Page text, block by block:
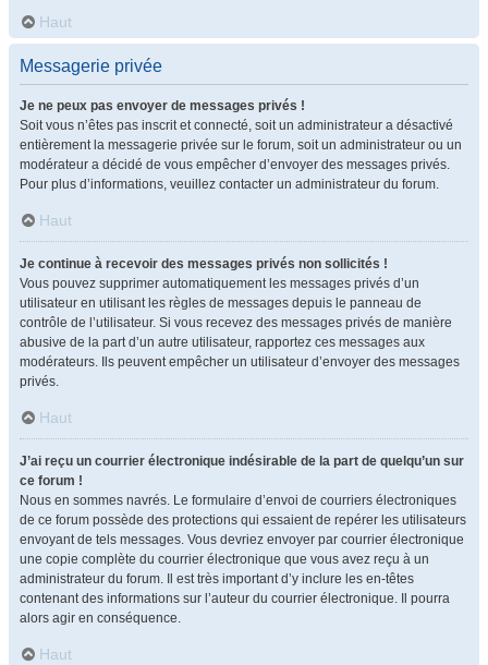
Haut
Messagerie privée
Je ne peux pas envoyer de messages privés !
Soit vous n’êtes pas inscrit et connecté, soit un administrateur a désactivé
entièrement la messagerie privée sur le forum, soit un administrateur ou un
modérateur a décidé de vous empêcher d’envoyer des messages privés.
Pour plus d’informations, veuillez contacter un administrateur du forum.
Haut
Je continue à recevoir des messages privés non sollicités !
Vous pouvez supprimer automatiquement les messages privés d’un
utilisateur en utilisant les règles de messages depuis le panneau de
contrôle de l’utilisateur. Si vous recevez des messages privés de manière
abusive de la part d’un autre utilisateur, rapportez ces messages aux
modérateurs. Ils peuvent empêcher un utilisateur d’envoyer des messages
privés.
Haut
J’ai reçu un courrier électronique indésirable de la part de quelqu’un sur
ce forum !
Nous en sommes navrés. Le formulaire d’envoi de courriers électroniques
de ce forum possède des protections qui essaient de repérer les utilisateurs
envoyant de tels messages. Vous devriez envoyer par courrier électronique
une copie complète du courrier électronique que vous avez reçu à un
administrateur du forum. Il est très important d’y inclure les en-têtes
contenant des informations sur l’auteur du courrier électronique. Il pourra
alors agir en conséquence.
Haut